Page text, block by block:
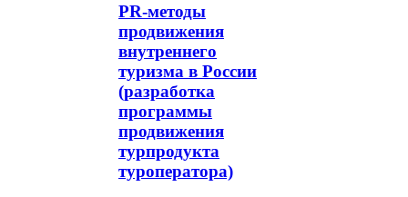
PR-методы
продвижения
внутреннего
туризма в России
(разработка
программы
продвижения
турпродукта
туроператора)